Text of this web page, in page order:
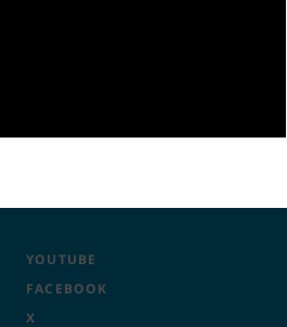
YOUTUBE
FACEBOOK
X